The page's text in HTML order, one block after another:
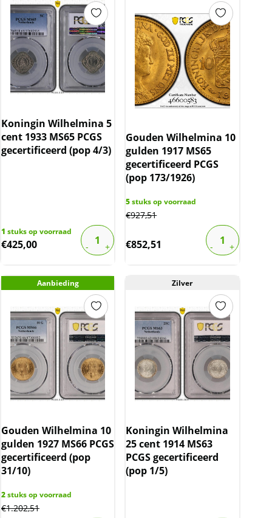
Koningin Wilhelmina 5
cent 1933 MS65 PCGS
gecertificeerd (pop 4/3)
1 stuks op voorraad
€425,00
Gouden Wilhelmina 10
gulden 1917 MS65
gecertificeerd PCGS
(pop 173/1926)
5stuks op voorraad
€927,51
€852,51
Aanbieding
Gouden Wilhelmina 10
gulden 1927 MS66 PCGS
gecertificeerd (pop
31/10)
2stuks op voorraad
€1.202,51
Zilver
Koningin Wilhelmina
25 cent 1914 MS63
PCGS gecertificeerd
(pop 1/5)